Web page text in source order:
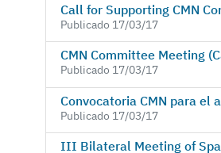
Publicado 17/03/17
Publicado 17/03/17
Publicado 17/03/17